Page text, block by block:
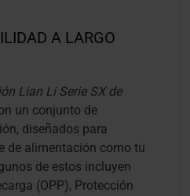
A LARGO
Lian Li Serie SX de
un conjunto de
diseñados para
de alimentación como tu
de estos incluyen
(OPP), Protección